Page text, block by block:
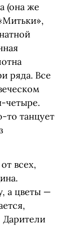
(она же
ряда. Все
четыре.
то танцует
всех,
а цветы —
Дарители